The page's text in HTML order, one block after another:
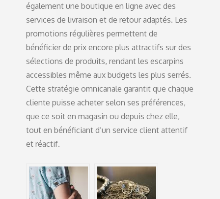
également une boutique en ligne avec des
services de livraison et de retour adaptés. Les
promotions régulières permettent de
bénéficier de prix encore plus attractifs sur des
sélections de produits, rendant les escarpins
accessibles même aux budgets les plus serrés.
Cette stratégie omnicanale garantit que chaque
cliente puisse acheter selon ses préférences,
que ce soit en magasin ou depuis chez elle,
tout en bénéficiant d’un service client attentif
et réactif.